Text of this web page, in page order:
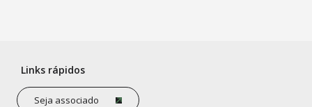
Links rápidos
Seja associado